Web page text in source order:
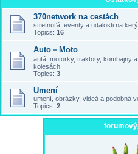
370network na cestách
stretnuťá, eventy a udalosti na
Topics: 16
Auto－Moto
autá, motorky, traktory, kombajny
kolesách
Topics: 3
Umení
umení, obrázky, videá a podobná
Topics: 2